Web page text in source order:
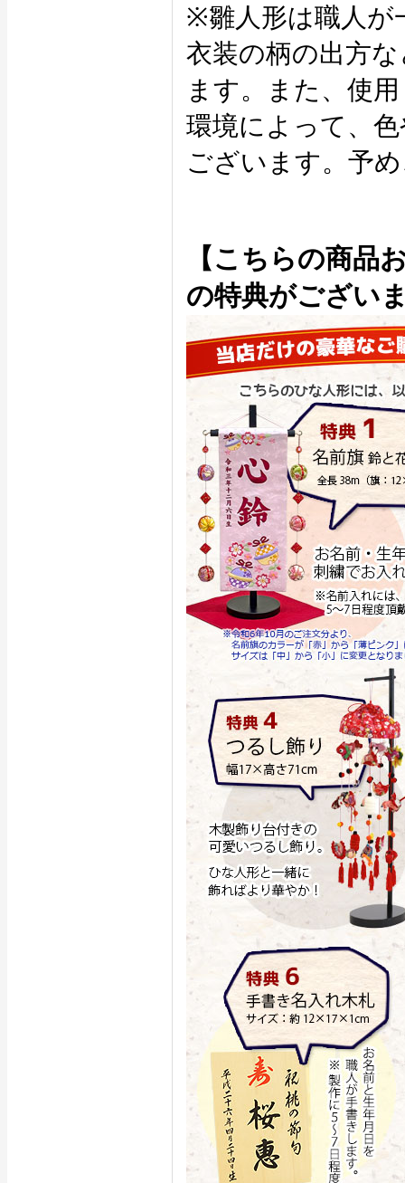
※雛人形は職人が
衣装の柄の出方
ます。また、使
環境によって、
ございます。予
【こちらの商品
の特典がござい